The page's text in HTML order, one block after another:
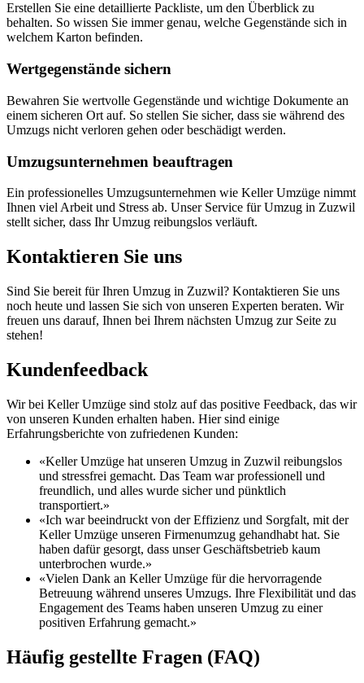
Erstellen Sie eine detaillierte Packliste, um den Überblick zu
behalten. So wissen Sie immer genau, welche Gegenstände sich in
welchem Karton befinden.
Wertgegenstände sichern
Bewahren Sie wertvolle Gegenstände und wichtige Dokumente an
einem sicheren Ort auf. So stellen Sie sicher, dass sie während des
Umzugs nicht verloren gehen oder beschädigt werden.
Umzugsunternehmen beauftragen
Ein professionelles Umzugsunternehmen wie Keller Umzüge nimmt
Ihnen viel Arbeit und Stress ab. Unser Service für Umzug in Zuzwil
stellt sicher, dass Ihr Umzug reibungslos verläuft.
Kontaktieren Sie uns
Sind Sie bereit für Ihren Umzug in Zuzwil? Kontaktieren Sie uns
noch heute und lassen Sie sich von unseren Experten beraten. Wir
freuen uns darauf, Ihnen bei Ihrem nächsten Umzug zur Seite zu
stehen!
Kundenfeedback
Wir bei Keller Umzüge sind stolz auf das positive Feedback, das wir
von unseren Kunden erhalten haben. Hier sind einige
Erfahrungsberichte von zufriedenen Kunden:
«Keller Umzüge hat unseren Umzug in Zuzwil reibungslos
und stressfrei gemacht. Das Team war professionell und
freundlich, und alles wurde sicher und pünktlich
transportiert.»
«Ich war beeindruckt von der Effizienz und Sorgfalt, mit der
Keller Umzüge unseren Firmenumzug gehandhabt hat. Sie
haben dafür gesorgt, dass unser Geschäftsbetrieb kaum
unterbrochen wurde.»
«Vielen Dank an Keller Umzüge für die hervorragende
Betreuung während unseres Umzugs. Ihre Flexibilität und das
Engagement des Teams haben unseren Umzug zu einer
positiven Erfahrung gemacht.»
Häufig gestellte Fragen (FAQ)